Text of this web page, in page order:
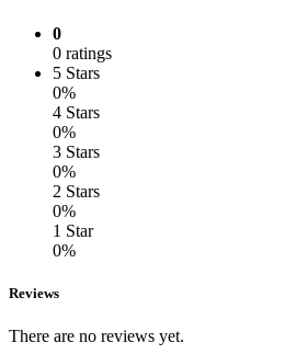
0
0 ratings
5 Stars
0%
4 Stars
0%
3 Stars
0%
2 Stars
0%
1 Star
0%
Reviews
There are no reviews yet.